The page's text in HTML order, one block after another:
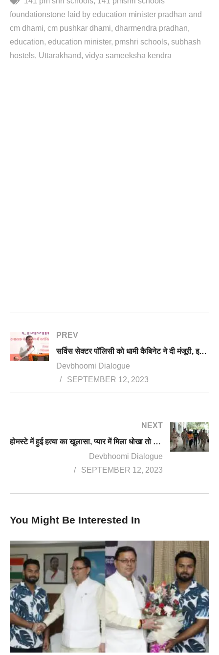
foundationstone laid by education minister pradhan and
cm dhami cm pushkar dhami dharmendra pradhan
education education minister pmshri schools subhash
hostels Uttarakhand vidya sameeksha kendra
PREV
सर्विस सेक्टर पॉलिसी को धामी कैबिनेट ने दी मंजूरी, इन क्षेत्रों में निवेश होगा आसान
Devbhoomi Dialogue
SEPTEMBER 12, 2023
NEXT
होमस्टे में हुई हत्या का खुलासा, प्यार में मिला धोखा तो प्रेमिका ने भाई के साथ मिलकर युवक का गला रेता, आरोपी गिरफ्तार
Devbhoomi Dialogue
SEPTEMBER 12, 2023
You Might Be Interested In